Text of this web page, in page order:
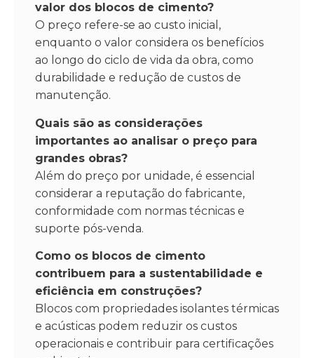
valor dos blocos de cimento?
O preço refere-se ao custo inicial,
enquanto o valor considera os benefícios
ao longo do ciclo de vida da obra, como
durabilidade e redução de custos de
manutenção.
Quais são as considerações
importantes ao analisar o preço para
grandes obras?
Além do preço por unidade, é essencial
considerar a reputação do fabricante,
conformidade com normas técnicas e
suporte pós-venda.
Como os blocos de cimento
contribuem para a sustentabilidade e
eficiência em construções?
Blocos com propriedades isolantes térmicas
e acústicas podem reduzir os custos
operacionais e contribuir para certificações